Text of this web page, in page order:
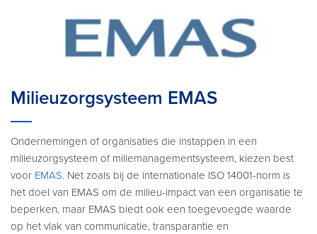
Milieuzorgsysteem EMAS
Ondernemingen of organisaties die instappen in een
milieuzorgsysteem of miliemanagementsysteem, kiezen best
voor EMAS. Net zoals bij de internationale ISO 14001-norm is
het doel van EMAS om de milieu-impact van een organisatie te
beperken, maar EMAS biedt ook een toegevoegde waarde
op het vlak van communicatie, transparantie en